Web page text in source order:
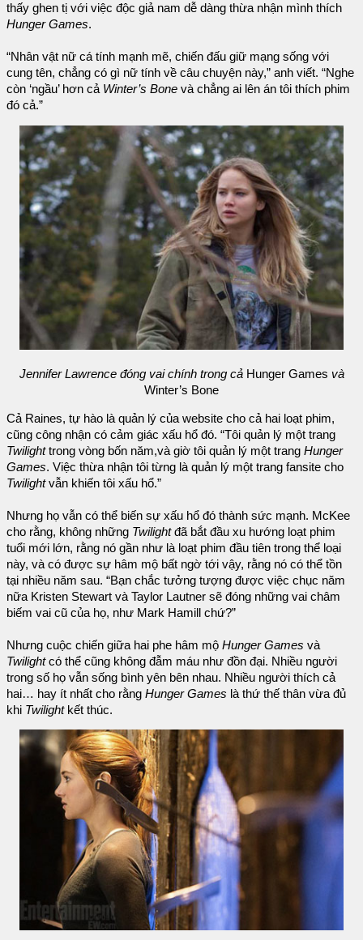
thấy ghen tị với việc độc giả nam dễ dàng thừa nhận mình thích
Hunger Games.
“Nhân vật nữ cá tính mạnh mẽ, chiến đấu giữ mạng sống với
cung tên, chẳng có gì nữ tính về câu chuyện này,” anh viết. “Nghe
còn ‘ngầu’ hơn cả Winter’s Bone và chẳng ai lên án tôi thích phim
đó cả.”
Jennifer Lawrence đóng vai chính trong cả Hunger Games và
Winter’s Bone
Cả Raines, tự hào là quản lý của website cho cả hai loạt phim,
cũng công nhận có cảm giác xấu hổ đó. “Tôi quản lý một trang
Twilighttrong vòng bốn năm,và giờ tôi quản lý một trang Hunger
Games. Việc thừa nhận tôi từng là quản lý một trang fansite cho
Twilightvẫn khiến tôi xấu hổ.”
Nhưng họ vẫn có thể biến sự xấu hổ đó thành sức mạnh. McKee
cho rằng, không những Twilightđã bắt đầu xu hướng loạt phim
tuổi mới lớn, rằng nó gần như là loạt phim đầu tiên trong thể loại
này, và có được sự hâm mộ bất ngờ tới vậy, rằng nó có thể tồn
tại nhiều năm sau. “Bạn chắc tưởng tượng được việc chục năm
nữa Kristen Stewart và Taylor Lautner sẽ đóng những vai châm
biếm vai cũ của họ, như Mark Hamill chứ?”
Nhưng cuộc chiến giữa hai phe hâm mộ Hunger Games và
Twilightcó thể cũng không đẫm máu như đồn đại. Nhiều người
trong số họ vẫn sống bình yên bên nhau. Nhiều người thích cả
hai… hay ít nhất cho rằng Hunger Games là thứ thế thân vừa đủ
khi Twilightkết thúc.